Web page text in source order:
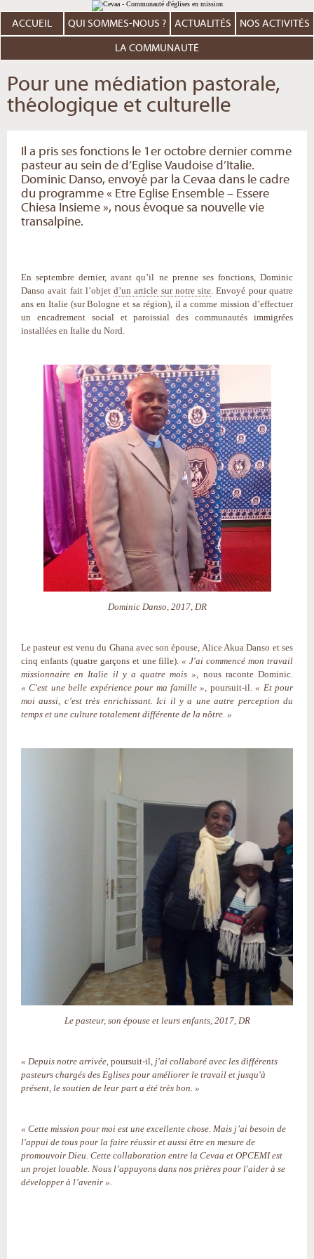
au
contenu.
Aller
personnels
ACCUEIL QUI SOMMES-NOUS ? ACTUALITÉS NOS ACTIVITÉS
LA COMMUNAUTÉ
Pour une médiation pastorale,
théologique et culturelle
Il a pris ses fonctions le 1er octobre dernier comme
pasteur au sein de d’Eglise Vaudoise d’Italie.
Dominic Danso, envoyé par la Cevaa dans le cadre
du programme « Etre Eglise Ensemble – Essere
Chiesa Insieme », nous évoque sa nouvelle vie
transalpine.
En septembre dernier, avant qu’il ne prenne ses fonctions, Dominic
Danso avait fait l’objetd’un article sur notre site. Envoyé pour quatre
ans en Italie (sur Bologne et sa région), il a comme mission d’effectuer
un encadrement social et paroissial des communautés immigrées
installées en Italie du Nord.
Dominic Danso, 2017, DR
Le pasteur est venu du Ghana avec son épouse, Alice Akua Danso et ses
cinq enfants (quatre garçons et une fille).« J'ai commencé mon travail
missionnaire en Italie il y a quatre mois », nous raconte Dominic.
« C'est une belle expérience pour ma famille », poursuit-il.« Et pour
moi aussi, c’est très enrichissant. Ici il y a une autre perception du
temps et une culture totalement différente de la nôtre. »
Le pasteur, son épouse et leurs enfants, 2017, DR
« Depuis notre arrivée, poursuit-il, j'ai collaboré avec les différents
pasteurs chargés des Eglises pour améliorer le travail et jusqu'à
présent, le soutien de leur part a été très bon. »
« Cette mission pour moi est une excellente chose. Mais j’ai besoin de
l'appui de tous pour la faire réussir et aussi être en mesure de
promouvoir Dieu. Cette collaboration entre la Cevaa et OPCEMI est
un projet louable. Nous l’appuyons dans nos prières pour l'aider à se
développer à l’avenir ».